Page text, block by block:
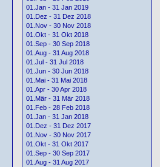
01.Jan - 31 Jan 2019
01.Dez - 31 Dez 2018
01.Nov - 30 Nov 2018
01.Okt - 31 Okt 2018
01.Sep - 30 Sep 2018
01.Aug - 31 Aug 2018
01.Jul - 31 Jul 2018
01.Jun - 30 Jun 2018
01.Mai - 31 Mai 2018
01.Apr - 30 Apr 2018
01.Mär - 31 Mär 2018
01.Feb - 28 Feb 2018
01.Jan - 31 Jan 2018
01.Dez - 31 Dez 2017
01.Nov - 30 Nov 2017
01.Okt - 31 Okt 2017
01.Sep - 30 Sep 2017
01.Aug - 31 Aug 2017